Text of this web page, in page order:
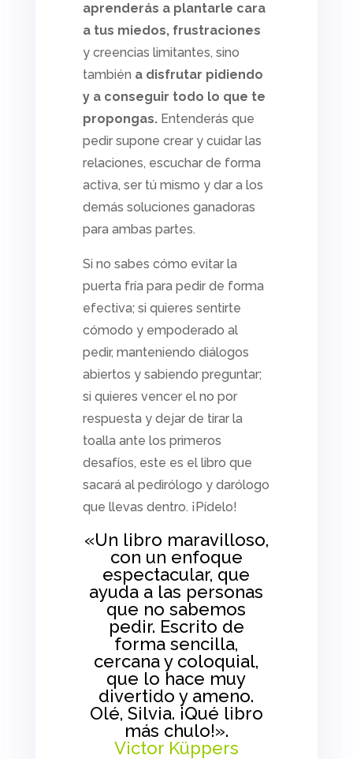
aprenderás a plantarle cara
a tus miedos, frustraciones
y creencias limitantes, sino
también a disfrutar pidiendo
y a conseguir todo lo que te
propongas.Entenderás que
pedir supone crear y cuidar las
relaciones, escuchar de forma
activa, ser tú mismo y dar a los
demás soluciones ganadoras
para ambas partes.
Si no sabes cómo evitar la
puerta fría para pedir de forma
efectiva; si quieres sentirte
cómodo y empoderado al
pedir, manteniendo diálogos
abiertos y sabiendo preguntar;
si quieres vencer el no por
respuesta y dejar de tirar la
toalla ante los primeros
desafíos, este es el libro que
sacará al pedirólogo y darólogo
que llevas dentro. ¡Pídelo!
«Un libro maravilloso,
con un enfoque
espectacular, que
ayuda a las personas
que no sabemos
pedir. Escrito de
forma sencilla,
cercana y coloquial,
que lo hace muy
divertido y ameno.
Olé, Silvia. ¡Qué libro
más chulo!».
Victor Küppers